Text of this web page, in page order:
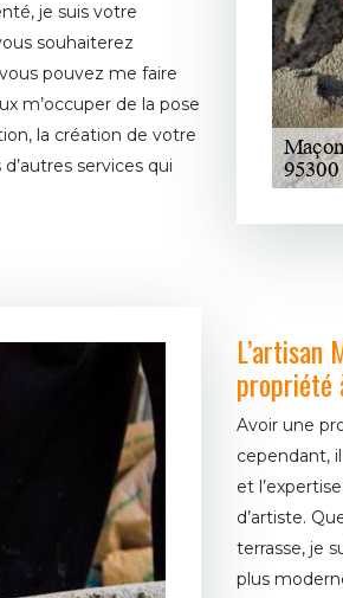
je suis votre
souhaiterez
pouvez me faire
m’occuper de la pose
la création de votre
services qui
L’artisan
propriété
Avoir une
cependant,
et
d’artiste.
terrasse, je
plus